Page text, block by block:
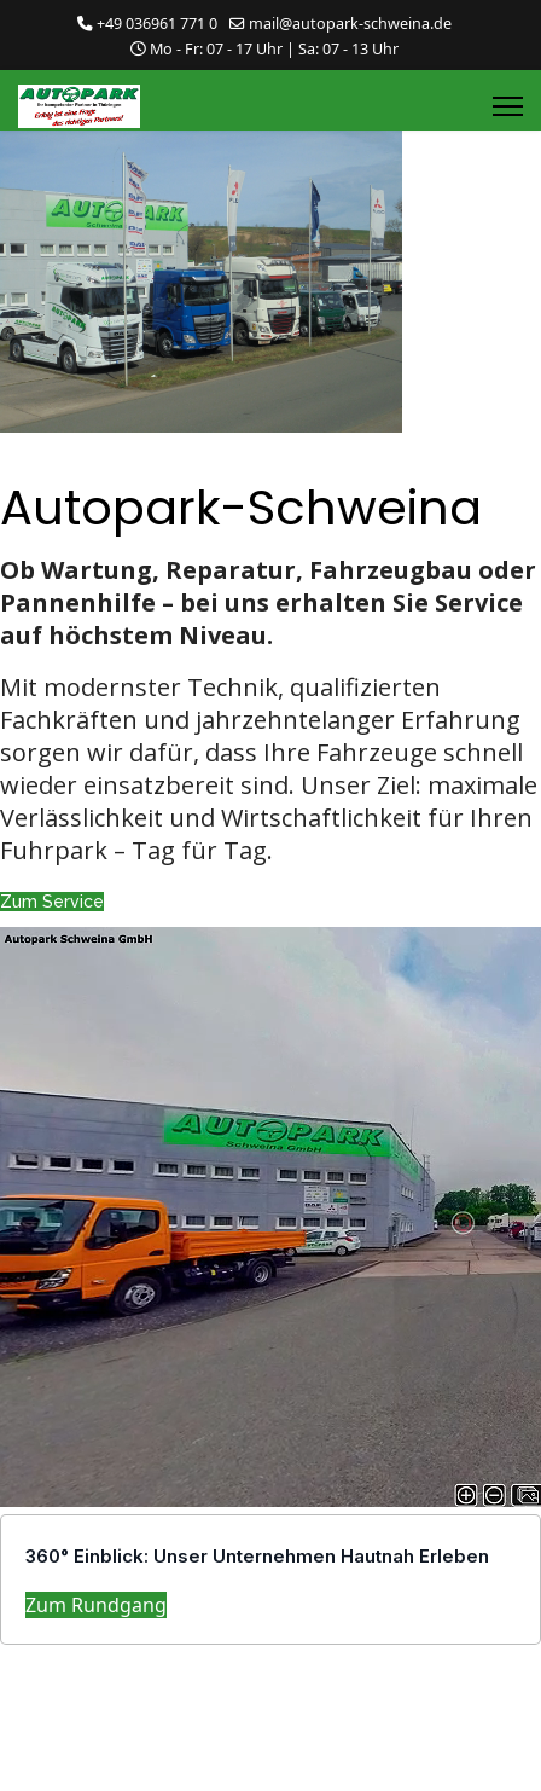
+49 036961 771 0
mail@autopark-schweina.de
Mo - Fr: 07 - 17 Uhr | Sa: 07 - 13 Uhr
Autopark-Schweina
Ob Wartung, Reparatur, Fahrzeugbau oder
Pannenhilfe – bei uns erhalten Sie Service
auf höchstem Niveau.
Mit modernster Technik, qualifizierten
Fachkräften und jahrzehntelanger Erfahrung
sorgen wir dafür, dass Ihre Fahrzeuge schnell
wieder einsatzbereit sind. Unser Ziel: maximale
Verlässlichkeit und Wirtschaftlichkeit für Ihren
Fuhrpark – Tag für Tag.
Zum Service
360° Einblick: Unser Unternehmen Hautnah Erleben
Zum Rundgang